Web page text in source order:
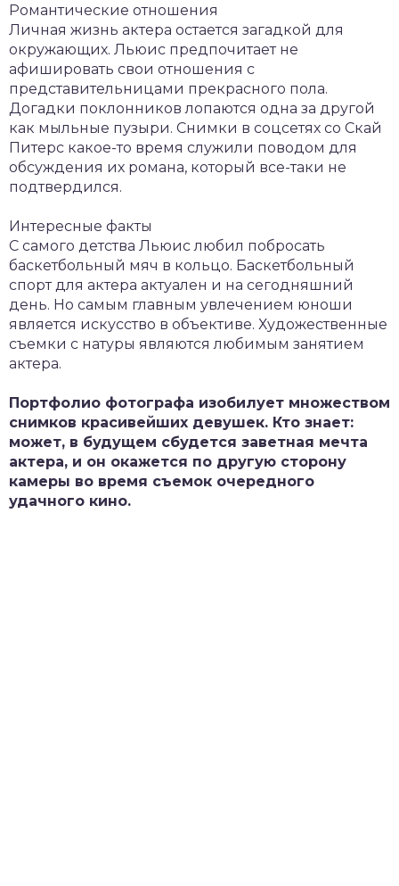
Романтические отношения
Личная жизнь актера остается загадкой для
окружающих. Льюис предпочитает не
афишировать свои отношения с
представительницами прекрасного пола.
Догадки поклонников лопаются одна за другой
как мыльные пузыри. Снимки в соцсетях со Скай
Питерс какое-то время служили поводом для
обсуждения их романа, который все-таки не
подтвердился.
Интересные факты
С самого детства Льюис любил побросать
баскетбольный мяч в кольцо. Баскетбольный
спорт для актера актуален и на сегодняшний
день. Но самым главным увлечением юноши
является искусство в объективе. Художественные
съемки с натуры являются любимым занятием
актера.
Портфолио фотографа изобилует множеством
снимков красивейших девушек. Кто знает:
может, в будущем сбудется заветная мечта
актера, и он окажется по другую сторону
камеры во время съемок очередного
удачного кино.